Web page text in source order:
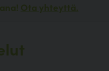
Ota yhteyttä.